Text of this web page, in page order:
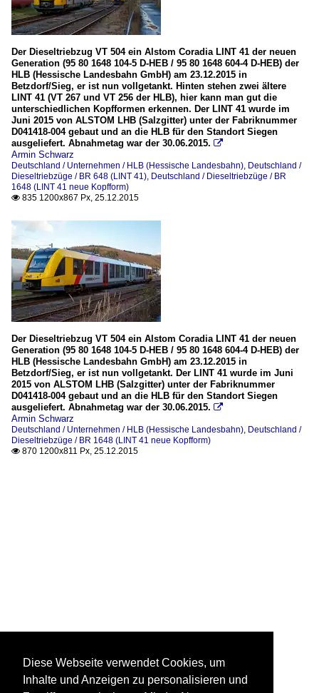
Der Dieseltriebzug VT 504 ein Alstom Coradia LINT 41 der neuen
Generation (95 80 1648 104-5 D-HEB / 95 80 1648 604-4 D-HEB) der
HLB (Hessische Landesbahn GmbH) am 23.12.2015 in
Betzdorf/Sieg, er ist nun vollgetankt. Hinten stehen zwei ältere
LINT 41 (VT 267 und VT 256 der HLB), hier kann man gut die
unterschiedlichen Kopfformen erkennen. Der LINT 41 wurde im
Juni 2015 von ALSTOM LHB (Salzgitter) unter der Fabriknummer
D041418-004 gebaut und an die HLB für den Standort Siegen
ausgeliefert. Abnahmetag war der 30.06.2015. 
Armin Schwarz
Deutschland / Unternehmen / HLB (Hessische Landesbahn), Deutschland /
Dieseltriebzüge / BR 648 (LINT 41), Deutschland / Dieseltriebzüge / BR
1648 (LINT 41 neue Kopfform)
 835 1200x867 Px, 25.12.2015
Der Dieseltriebzug VT 504 ein Alstom Coradia LINT 41 der neuen
Generation (95 80 1648 104-5 D-HEB / 95 80 1648 604-4 D-HEB) der
HLB (Hessische Landesbahn GmbH) am 23.12.2015 in
Betzdorf/Sieg, er ist nun vollgetankt. Der LINT 41 wurde im Juni
2015 von ALSTOM LHB (Salzgitter) unter der Fabriknummer
D041418-004 gebaut und an die HLB für den Standort Siegen
ausgeliefert. Abnahmetag war der 30.06.2015. 
Armin Schwarz
Deutschland / Unternehmen / HLB (Hessische Landesbahn), Deutschland /
Dieseltriebzüge / BR 1648 (LINT 41 neue Kopfform)
 870 1200x811 Px, 25.12.2015
Diese Webseite verwendet Cookies, um
Inhalte und Anzeigen zu personalisieren und